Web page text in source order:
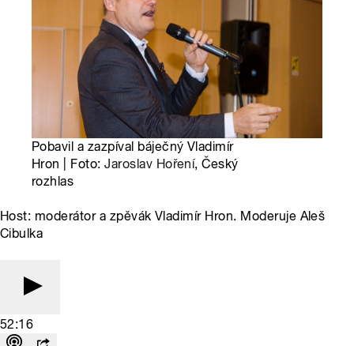
Pobavil a zazpíval báječný Vladimír
Hron | Foto:Jaroslav Hoření, Český
rozhlas
Host: moderátor a zpěvák Vladimír Hron. Moderuje Aleš
Cibulka
52:16